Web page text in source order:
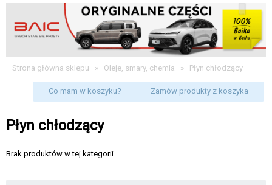
Strona główna sklepu » Oleje, smary, chemia » Płyn chłodzący
Co mam w koszyku? Zamów produkty z koszyka
Płyn chłodzący
Brak produktów w tej kategorii.